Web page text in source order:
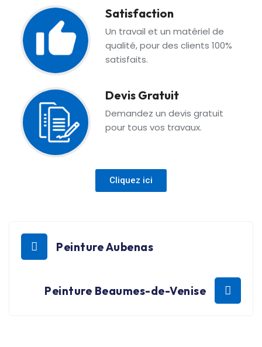
Satisfaction
Un travail et un matériel de
qualité, pour des clients 100%
satisfaits.
Devis Gratuit
Demandez un devis gratuit
pour tous vos travaux.
Cliquez ici
Peinture Aubenas
Peinture Beaumes-de-Venise